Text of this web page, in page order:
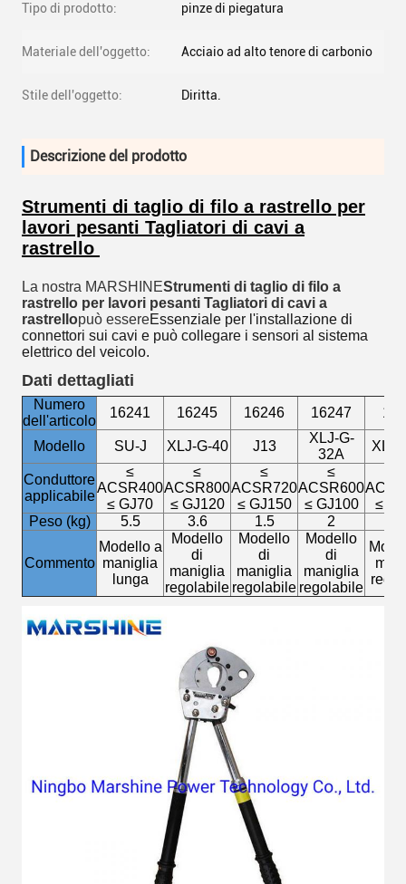
Tipo di prodotto: pinze di piegatura
Materiale dell'oggetto: Acciaio ad alto tenore di carbonio
Stile dell'oggetto: Diritta.
Descrizione del prodotto
Strumenti di taglio di filo a rastrello per
lavori pesanti Tagliatori di cavi a
rastrello
La nostra MARSHINEStrumenti di taglio di filo a
rastrello per lavori pesanti Tagliatori di cavi a
rastrellopuò essereEssenziale per l'installazione di
connettori sui cavi e può collegare i sensori al sistema
elettrico del veicolo.
Dati dettagliati
Numero
dell'articolo
16241 16245 16246 16247
Modello SU-J XLJ-G-40 J13
XLJ-G-
32A
XLJ-
Conduttore
applicabile
≤
ACSR400
≤ GJ70
≤
ACSR800
≤ GJ120
≤
ACSR720
≤ GJ150
≤
ACSR600
≤ GJ100
≤
Peso (kg)
5.5 3.6 1.5 2
Commento
Modello a
maniglia
lunga
Modello
di
maniglia
regolabile
Modello
di
maniglia
regolabile
Modello
di
maniglia
regolabile